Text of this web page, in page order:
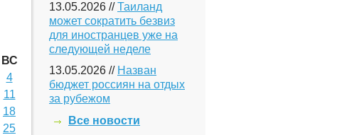
ВС
4
11
18
25
13.05.2026 //Таиланд
может сократить безвиз
для иностранцев уже на
следующей неделе
13.05.2026 // Назван
бюджет россиян на отдых
за рубежом
Все новости